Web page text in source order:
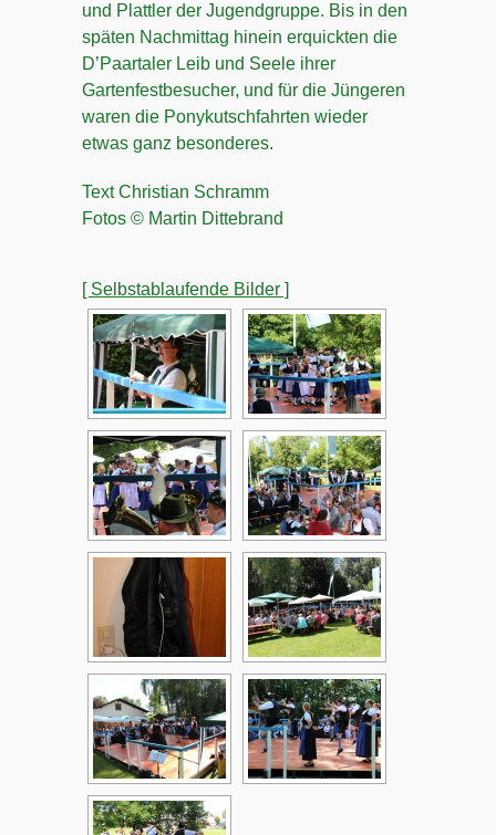
und Plattler der Jugendgruppe. Bis in den
späten Nachmittag hinein erquickten die
D’Paartaler Leib und Seele ihrer
Gartenfestbesucher, und für die Jüngeren
waren die Ponykutschfahrten wieder
etwas ganz besonderes.
Text Christian Schramm
Fotos © Martin Dittebrand
[ Selbstablaufende Bilder ]